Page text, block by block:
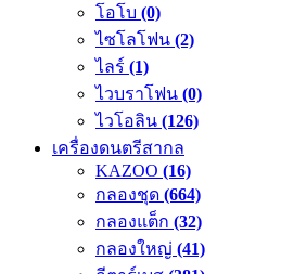
โอโบ (0)
ไซโลโฟน (2)
ไลร์ (1)
ไวบราโฟน (0)
ไวโอลิน (126)
เครื่องดนตรีสากล
KAZOO (16)
กลองชุด (664)
กลองแต็ก (32)
กลองใหญ่ (41)